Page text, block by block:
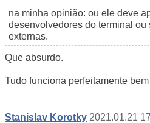
na minha opinião: ou ele deve
desenvolvedores do terminal ou
externas.
Que absurdo.
Tudo funciona perfeitamente
Stanislav Korotky 2021.01.21